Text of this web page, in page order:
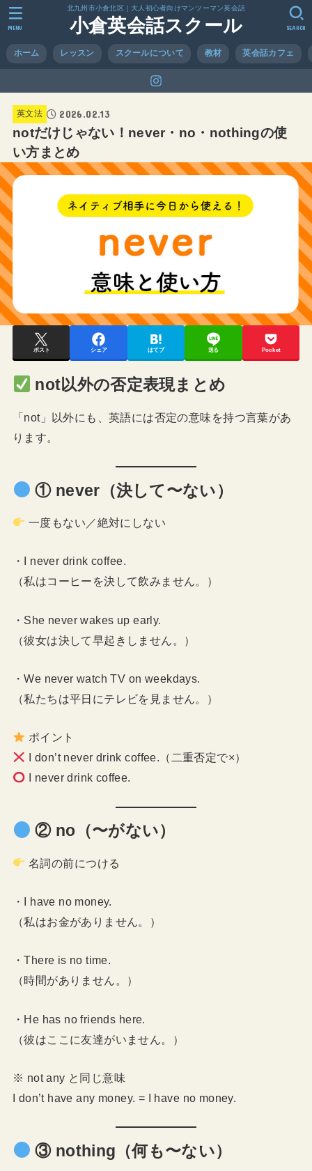
北九州市小倉北区｜大人初心者向けマンツーマン英会話
小倉英会話スクール
ホーム レッスン スクールについて 教材 英会話カフェ
SEARCH
MENU
英文法 2026.02.13
notだけじゃない！never・no・nothingの使
い方まとめ
ポスト シェア はてブ 送る Pocket
not以外の否定表現まとめ
「not」以外にも、英語には否定の意味を持つ言葉があ
ります。
① never（決して〜ない）
一度もない／絶対にしない
・I never drink coffee.
（私はコーヒーを決して飲みません。）
・She never wakes up early.
（彼女は決して早起きしません。）
・We never watch TV on weekdays.
（私たちは平日にテレビを見ません。）
ポイント
I don’t never drink coffee.（二重否定で×）
I never drink coffee.
② no（〜がない）
名詞の前につける
・I have no money.
（私はお金がありません。）
・There is no time.
（時間がありません。）
・He has no friends here.
（彼はここに友達がいません。）
※ not any と同じ意味
I don’t have any money. = I have no money.
③ nothing（何も〜ない）